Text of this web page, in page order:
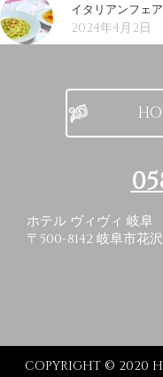
イタリアンフェ
2024年4月2日
ホテル ヴィヴィ 岐阜
〒500-8142 岐阜市花
COPYRIGHT © 2020